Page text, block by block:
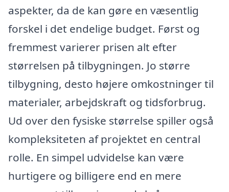
aspekter, da de kan gøre en væsentlig
forskel i det endelige budget. Først og
fremmest varierer prisen alt efter
størrelsen på tilbygningen. Jo større
tilbygning, desto højere omkostninger til
materialer, arbejdskraft og tidsforbrug.
Ud over den fysiske størrelse spiller også
kompleksiteten af projektet en central
rolle. En simpel udvidelse kan være
hurtigere og billigere end en mere